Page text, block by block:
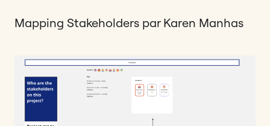
Mapping Stakeholders par Karen Manhas